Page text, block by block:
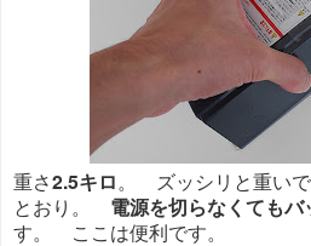
重さ2.5キロ。 ズッシリと重い
とおり。 電源を切らなくても
す。 ここは便利です。